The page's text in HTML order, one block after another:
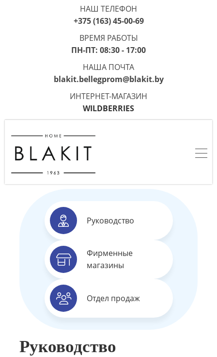
НАШ ТЕЛЕФОН
+375 (163) 45-00-69
ВРЕМЯ РАБОТЫ
ПН-ПТ: 08:30 - 17:00
НАША ПОЧТА
blakit.bellegprom@blakit.by
ИНТЕРНЕТ-МАГАЗИН
WILDBERRIES
Руководство
Фирменные
магазины
Отдел продаж
Руководство